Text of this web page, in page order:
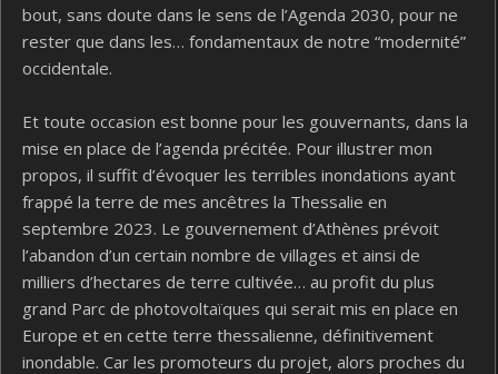
bout, sans doute dans le sens de l’Agenda 2030, pour ne
rester que dans les… fondamentaux de notre “modernité”
occidentale.
Et toute occasion est bonne pour les gouvernants, dans la
mise en place de l’agenda précitée. Pour illustrer mon
propos, il suffit d’évoquer les terribles inondations ayant
frappé la terre de mes ancêtres la Thessalie en
septembre 2023. Le gouvernement d’Athènes prévoit
l’abandon d’un certain nombre de villages et ainsi de
milliers d’hectares de terre cultivée… au profit du plus
grand Parc de photovoltaïques qui serait mis en place en
Europe et en cette terre thessalienne, définitivement
inondable. Car les promoteurs du projet, alors proches du